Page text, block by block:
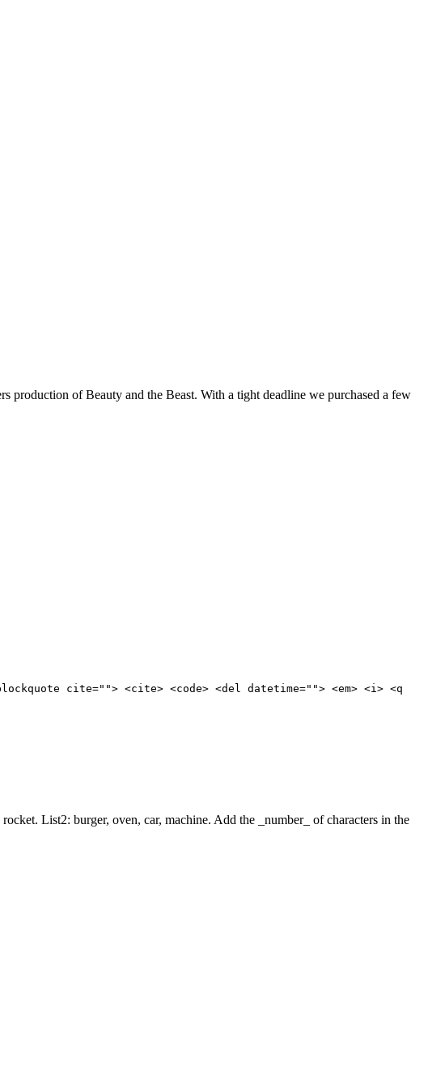
production of Beauty and the Beast. With a tight deadline we purchased a few
cite=""> <cite> <code> <del datetime=""> <em> <i> <q
List2: burger, oven, car, machine. Add the _number_ of characters in the